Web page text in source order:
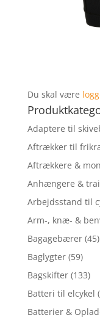
Du skal være
Adaptere til
Aftrækker til
Aftrækkere &
Anhængere &
Arbejdsstand til
Arm-, knæ- &
Bagagebærer (45)
Baglygter (59)
Bagskifter (133)
Batteri til elcykel
Batterier &